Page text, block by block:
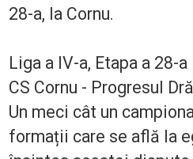
28-a, la Cornu.
Liga a IV-a, Etapa a 28-a
CS Cornu - Progresul
Un meci cât un
formații care se află la